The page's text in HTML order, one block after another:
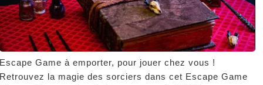
Game à emporter, pour jouer chez vous !
la magie des sorciers dans cet Escape Game